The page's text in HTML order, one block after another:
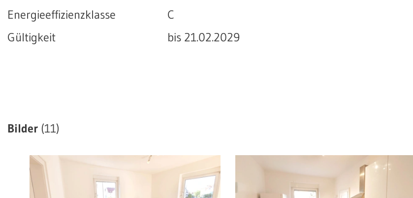
Energieeffizienzklasse
C
Gültigkeit
bis 21.02.2029
Bilder (11)